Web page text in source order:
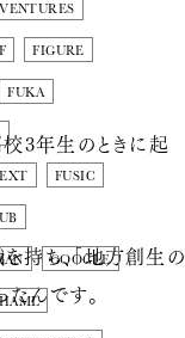
FIGURE
FUKA
FUSIC
GOOGLE
3年生のときに起
持ち、「地方創生の
んです。